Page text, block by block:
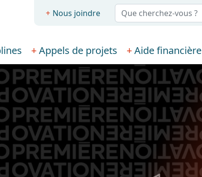
Appels de projets Aide financière
Nous joindre Recherche